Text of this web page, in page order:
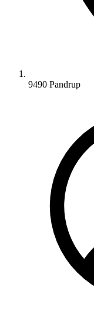
9490 Pandrup